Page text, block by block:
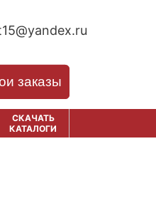
заказы
СКАЧАТЬ
КАТАЛОГИ